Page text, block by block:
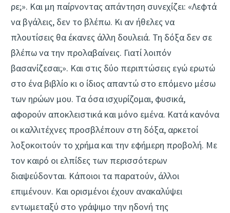
ρε;». Και μη παίρνοντας απάντηση συνεχίζει: «Λεφτά
να βγάλεις, δεν το βλέπω. Κι αν ήθελες να
πλουτίσεις θα έκανες άλλη δουλειά. Τη δόξα δεν σε
βλέπω να την προλαβαίνεις. Γιατί λοιπόν
βασανίζεσαι;». Και στις δύο περιπτώσεις εγώ ερωτώ
στο ένα βιβλίο κι ο ίδιος απαντώ στο επόμενο μέσω
των ηρώων μου. Τα όσα ισχυρίζομαι, φυσικά,
αφορούν αποκλειστικά και μόνο εμένα. Κατά κανόνα
οι καλλιτέχνες προσβλέπουν στη δόξα, αρκετοί
λοξοκοιτούν το χρήμα και την εφήμερη προβολή. Με
τον καιρό οι ελπίδες των περισσότερων
διαψεύδονται. Κάποιοι τα παρατούν, άλλοι
επιμένουν. Και ορισμένοι έχουν ανακαλύψει
εντωμεταξύ στο γράψιμο την ηδονή της